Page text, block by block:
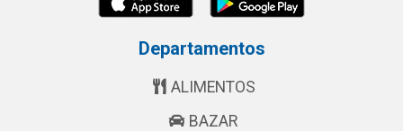
Departamentos
ALIMENTOS
BAZAR